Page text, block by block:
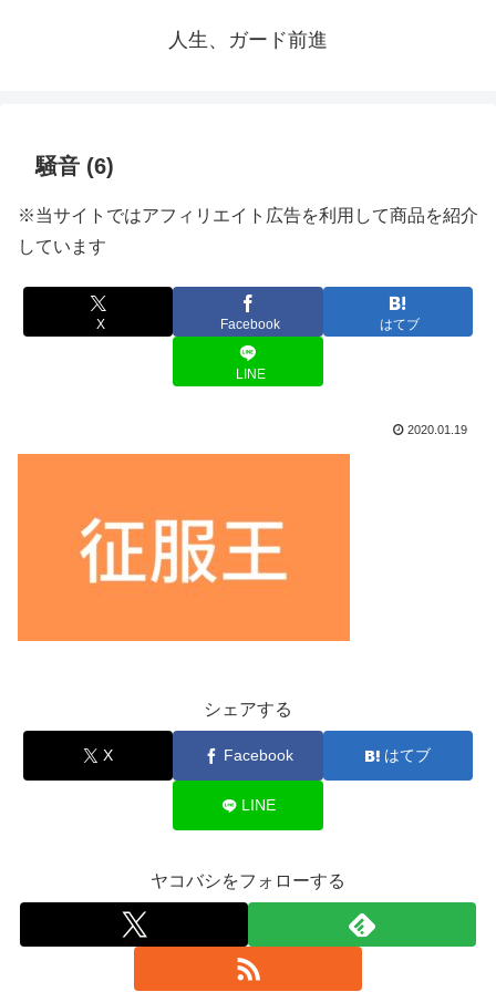
人生、ガード前進
騒音 (6)
※当サイトではアフィリエイト広告を利用して商品を紹介
しています
X Facebook はてブ
LINE
2020.01.19
シェアする
X Facebook はてブ
LINE
ヤコバシをフォローする